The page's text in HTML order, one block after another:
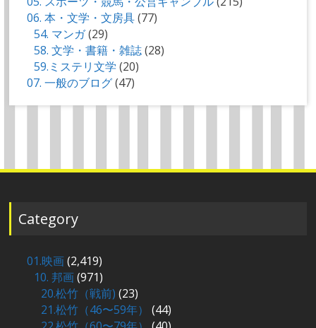
06. 本・文学・文房具(77)
54. マンガ(29)
58. 文学・書籍・雑誌(28)
59.ミステリ文学 (20)
07. 一般のブログ(47)
Category
01.映画(2,419)
10. 邦画(971)
20.松竹（戦前) (23)
21.松竹（46〜59年）
(44)